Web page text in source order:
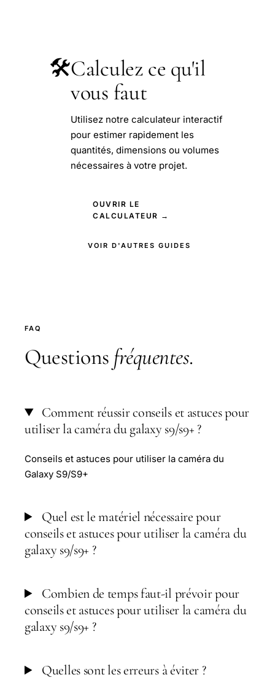
🛠️Calculez ce qu'il
vous faut
Utilisez notre calculateur interactif
pour estimer rapidement les
quantités, dimensions ou volumes
nécessaires à votre projet.
OUVRIR LE
CALCULATEUR →
VOIR D'AUTRES GUIDES
FAQ
Questions fréquentes.
Comment réussir conseils et astuces pour
utiliser la caméra du galaxy s9/s9+ ?
Conseils et astuces pour utiliser la caméra du
Galaxy S9/S9+
Quel est le matériel nécessaire pour
conseils et astuces pour utiliser la caméra du
galaxy s9/s9+ ?
Combien de temps faut-il prévoir pour
conseils et astuces pour utiliser la caméra du
galaxy s9/s9+ ?
Quelles sont les erreurs à éviter ?